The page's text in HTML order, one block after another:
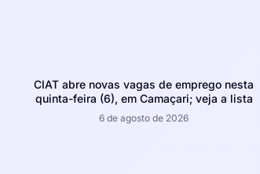
CIAT abre novas vagas de emprego nesta
quinta-feira (6), em Camaçari; veja a lista
6 de agosto de 2026